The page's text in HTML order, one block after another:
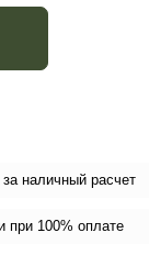
наличный расчет
при 100% оплате